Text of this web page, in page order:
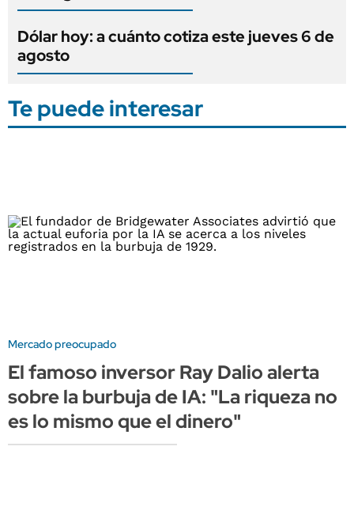
Dólar hoy: a cuánto cotiza este jueves 6 de
agosto
Te puede interesar
Mercado preocupado
El famoso inversor Ray Dalio alerta
sobre la burbuja de IA: "La riqueza no
es lo mismo que el dinero"